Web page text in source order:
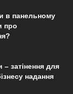
в панельному
про
– затінення для
надання